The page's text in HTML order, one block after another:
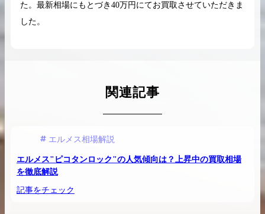
た。最新相場にもとづき40万円にてお買取させていただきま
した。
関連記事
エルメス相場解説
エルメス"ピコタンロック"の人気傾向は？上昇中の買取相場
を徹底解説
記事をチェック